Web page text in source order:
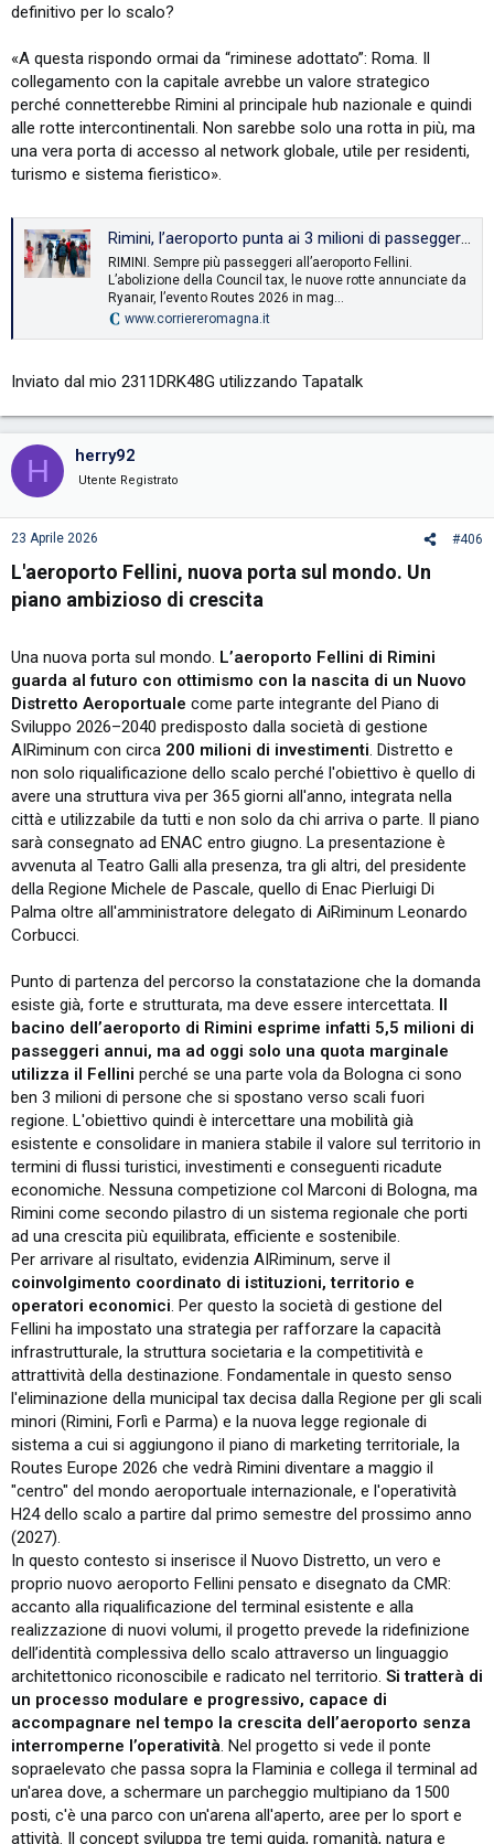
definitivo per lo scalo?
«A questa rispondo ormai da “riminese adottato”: Roma. Il
collegamento con la capitale avrebbe un valore strategico
perché connetterebbe Rimini al principale hub nazionale e quindi
alle rotte intercontinentali. Non sarebbe solo una rotta in più, ma
una vera porta di accesso al network globale, utile per residenti,
turismo e sistema fieristico».
Rimini, l’aeroporto punta ai 3 milioni di passeggeri in 5-10 anni
RIMINI. Sempre più passeggeri all’aeroporto Fellini.
L’abolizione della Council tax, le nuove rotte annunciate da
Ryanair, l’evento Routes 2026 in mag...
www.corriereromagna.it
Inviato dal mio 2311DRK48G utilizzando Tapatalk
H herry92
Utente Registrato
23 Aprile 2026 #406
L'aeroporto Fellini, nuova porta sul mondo. Un
piano ambizioso di crescita​
Una nuova porta sul mondo. L’aeroporto Fellini di Rimini
guarda al futuro con ottimismo con la nascita di un Nuovo
Distretto Aeroportuale come parte integrante del Piano di
Sviluppo 2026–2040 predisposto dalla società di gestione
AIRiminum con circa 200 milioni di investimenti. Distretto e
non solo riqualificazione dello scalo perché l'obiettivo è quello di
avere una struttura viva per 365 giorni all'anno, integrata nella
città e utilizzabile da tutti e non solo da chi arriva o parte. Il piano
sarà consegnato ad ENAC entro giugno. La presentazione è
avvenuta al Teatro Galli alla presenza, tra gli altri, del presidente
della Regione Michele de Pascale, quello di Enac Pierluigi Di
Palma oltre all'amministratore delegato di AiRiminum Leonardo
Corbucci.
Punto di partenza del percorso la constatazione che la domanda
esiste già, forte e strutturata, ma deve essere intercettata. Il
bacino dell’aeroporto di Rimini esprime infatti 5,5 milioni di
passeggeri annui, ma ad oggi solo una quota marginale
utilizza il Fellini perché se una parte vola da Bologna ci sono
ben 3 milioni di persone che si spostano verso scali fuori
regione. L'obiettivo quindi è intercettare una mobilità già
esistente e consolidare in maniera stabile il valore sul territorio in
termini di flussi turistici, investimenti e conseguenti ricadute
economiche. Nessuna competizione col Marconi di Bologna, ma
Rimini come secondo pilastro di un sistema regionale che porti
ad una crescita più equilibrata, efficiente e sostenibile.
Per arrivare al risultato, evidenzia AIRiminum, serve il
coinvolgimento coordinato di istituzioni, territorio e
operatori economici. Per questo la società di gestione del
Fellini ha impostato una strategia per rafforzare la capacità
infrastrutturale, la struttura societaria e la competitività e
attrattività della destinazione. Fondamentale in questo senso
l'eliminazione della municipal tax decisa dalla Regione per gli scali
minori (Rimini, Forlì e Parma) e la nuova legge regionale di
sistema a cui si aggiungono il piano di marketing territoriale, la
Routes Europe 2026 che vedrà Rimini diventare a maggio il
"centro" del mondo aeroportuale internazionale, e l'operatività
H24 dello scalo a partire dal primo semestre del prossimo anno
(2027).
In questo contesto si inserisce il Nuovo Distretto, un vero e
proprio nuovo aeroporto Fellini pensato e disegnato da CMR:
accanto alla riqualificazione del terminal esistente e alla
realizzazione di nuovi volumi, il progetto prevede la ridefinizione
dell’identità complessiva dello scalo attraverso un linguaggio
architettonico riconoscibile e radicato nel territorio. Si tratterà di
un processo modulare e progressivo, capace di
accompagnare nel tempo la crescita dell’aeroporto senza
interromperne l’operatività. Nel progetto si vede il ponte
sopraelevato che passa sopra la Flaminia e collega il terminal ad
un'area dove, a schermare un parcheggio multipiano da 1500
posti, c'è una parco con un'arena all'aperto, aree per lo sport e
attività. Il concept sviluppa tre temi guida, romanità, natura e